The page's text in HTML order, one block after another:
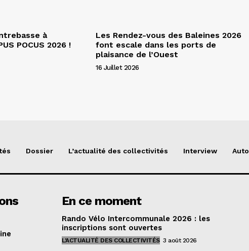
à
POCUS 2026 !
Les Rendez-vous des Baleines 2026
font escale dans les ports de
plaisance de l’Ouest
16 Juillet 2026
Dossier L’actualité des collectivités Interview Auto
En ce moment
Rando Vélo Intercommunale 2026 : les
inscriptions sont ouvertes
L'ACTUALITÉ DES COLLECTIVITÉS 3 août 2026